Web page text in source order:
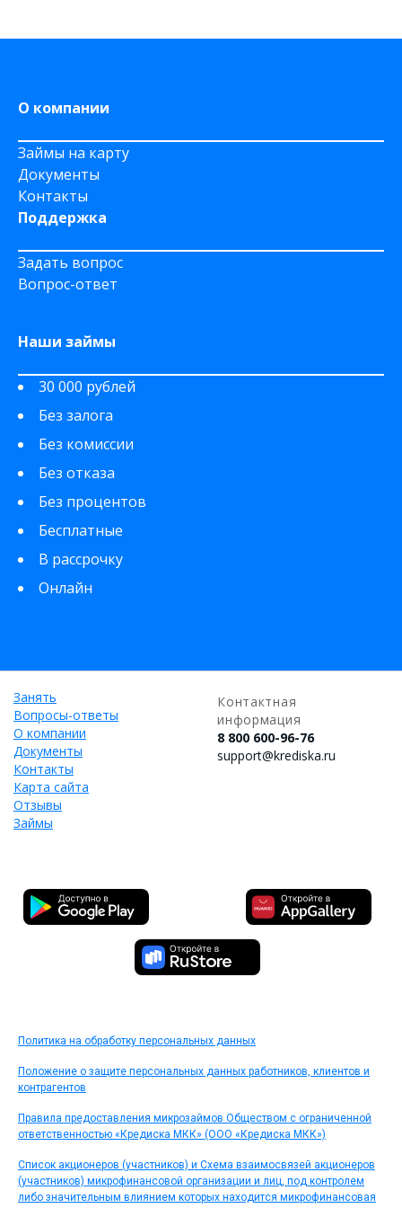
О компании
Займы на карту
Документы
Контакты
Поддержка
Задать вопрос
Вопрос-ответ
Наши займы
30 000 рублей
Без залога
Без комиссии
Без отказа
Без процентов
Бесплатные
В рассрочку
Онлайн
Занять
Вопросы-ответы
О компании
Документы
Контакты
Карта сайта
Отзывы
Займы
Контактная
информация
8 800 600-96-76
support@krediska.ru
Политика на обработку персональных данных
Положение о защите персональных данных работников, клиентов и
контрагентов
Правила предоставления микрозаймов Обществом с ограниченной
ответственностью «Кредиска МКК» (ООО «Кредиска МКК»)
Список акционеров (участников) и Схема взаимосвязей акционеров
(участников) микрофинансовой организации и лиц, под контролем
либо значительным влиянием которых находится микрофинансовая